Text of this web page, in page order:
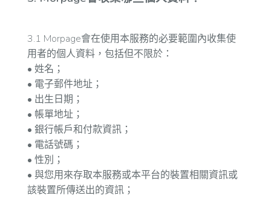
3.1 Morpage會在使用本服務的必要範圍內收集使
用者的個人資料，包括但不限於：
• 姓名；
• 電子郵件地址；
• 出生日期；
• 帳單地址；
• 銀行帳戶和付款資訊；
• 電話號碼；
• 性別；
• 與您用來存取本服務或本平台的裝置相關資訊或
該裝置所傳送出的資訊；